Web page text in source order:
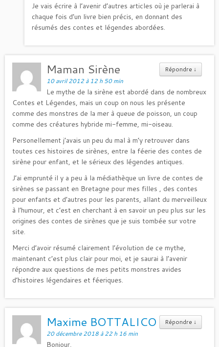
Je vais écrire à l’avenir d’autres articles où je parlerai à
chaque fois d’un livre bien précis, en donnant des
résumés des contes et légendes abordées.
Répondre ↓
Maman Sirène
10 avril 2012 à 12 h 50 min
Le mythe de la sirène est abordé dans de nombreux
Contes et Légendes, mais un coup on nous les présente
comme des monstres de la mer à queue de poisson, un coup
comme des créatures hybride mi-femme, mi-oiseau.
Personellement j’avais un peu du mal à m’y retrouver dans
toutes ces histoires de sirènes, entre la féerie des contes de
sirène pour enfant, et le sérieux des légendes antiques.
J’ai emprunté il y a peu à la médiathèque un livre de contes de
sirènes se passant en Bretagne pour mes filles , des contes
pour enfants et d’autres pour les parents, allant du merveilleux
à l’humour, et c’est en cherchant à en savoir un peu plus sur les
origines des contes de sirènes que je suis tombée sur votre
site.
Merci d’avoir résumé clairement l’évolution de ce mythe,
maintenant c’est plus clair pour moi, et je saurai à l’avenir
répondre aux questions de mes petits monstres avides
d’histoires légendaires et féeriques.
Répondre ↓
Maxime BOTTALICO
20 décembre 2018 à 22 h 16 min
Bonjour,